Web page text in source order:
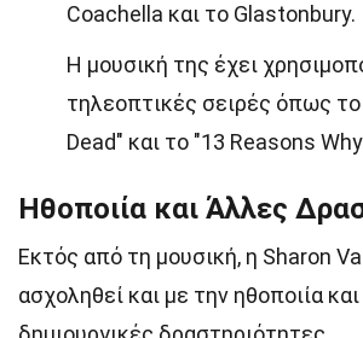
Coachella και το Glastonbury.
Η μουσική της έχει
τηλεοπτικές σειρές όπως
Dead" και το "13 Reasons
Ηθοποιία και Άλλες
Εκτός από τη μουσική, η Sharon
ασχοληθεί και με την ηθοποιία